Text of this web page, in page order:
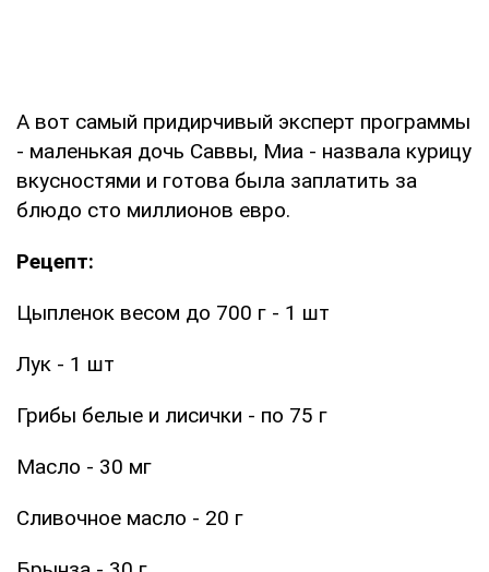
А вот самый придирчивый эксперт программы
- маленькая дочь Саввы, Миа - назвала курицу
вкусностями и готова была заплатить за
блюдо сто миллионов евро.
Рецепт:
Цыпленок весом до 700 г - 1 шт
Лук - 1 шт
Грибы белые и лисички - по 75 г
Масло - 30 мг
Сливочное масло - 20 г